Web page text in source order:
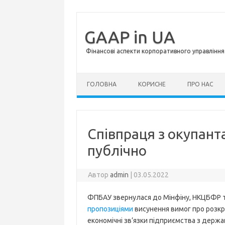
GAAP in UA
Фінансові аспекти корпоративного
ГОЛОВНА КОРИСНЕ ПРО НАС
Співпраця з
публічно
Авторadmin 03.05.2022
ФПБАУ звернулася до Мінфіну, НКЦБФР
пропозиціями висунення вимог про
економічні зв’язки підприємства з